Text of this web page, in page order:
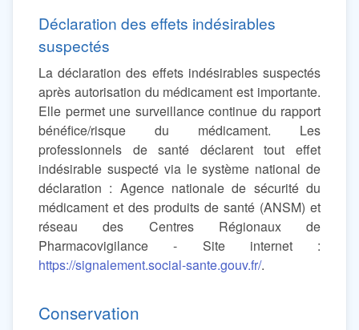
Déclaration des effets indésirables
suspectés
La déclaration des effets indésirables suspectés
après autorisation du médicament est importante.
Elle permet une surveillance continue du rapport
bénéfice/risque du médicament. Les
professionnels de santé déclarent tout effet
indésirable suspecté via le système national de
déclaration : Agence nationale de sécurité du
médicament et des produits de santé (ANSM) et
réseau des Centres Régionaux de
Pharmacovigilance - Site internet :
https://signalement.social-sante.gouv.fr/.
Conservation